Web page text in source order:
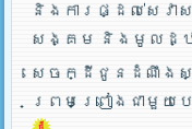
និងការផ្ដល់សេវា
សង្គម និងមូលដ្ឋា
សេចក្ដីជូនដំណឹងស្ដី
ព្រមព្រៀងជាមួយ